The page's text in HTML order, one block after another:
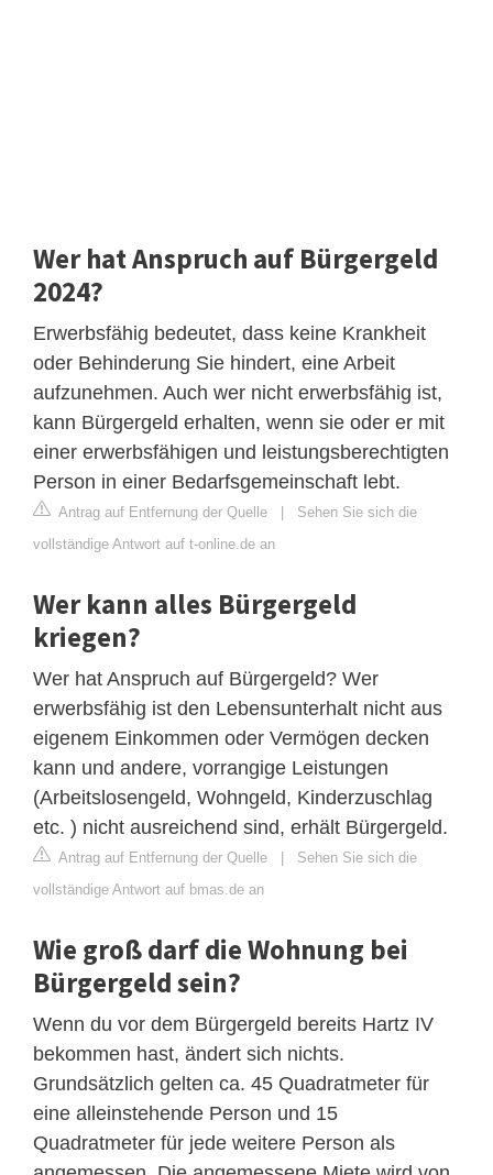
Wer hat Anspruch auf Bürgergeld
2024?
Erwerbsfähig bedeutet, dass keine Krankheit
oder Behinderung Sie hindert, eine Arbeit
aufzunehmen. Auch wer nicht erwerbsfähig ist,
kann Bürgergeld erhalten, wenn sie oder er mit
einer erwerbsfähigen und leistungsberechtigten
Person in einer Bedarfsgemeinschaft lebt.
Antrag auf Entfernung der Quelle | Sehen Sie sich die
vollständige Antwort auf t-online.de an
Wer kann alles Bürgergeld
kriegen?
Wer hat Anspruch auf Bürgergeld? Wer
erwerbsfähig ist den Lebensunterhalt nicht aus
eigenem Einkommen oder Vermögen decken
kann und andere, vorrangige Leistungen
(Arbeitslosengeld, Wohngeld, Kinderzuschlag
etc. ) nicht ausreichend sind, erhält Bürgergeld.
Antrag auf Entfernung der Quelle | Sehen Sie sich die
vollständige Antwort auf bmas.de an
Wie groß darf die Wohnung bei
Bürgergeld sein?
Wenn du vor dem Bürgergeld bereits Hartz IV
bekommen hast, ändert sich nichts.
Grundsätzlich gelten ca. 45 Quadratmeter für
eine alleinstehende Person und 15
Quadratmeter für jede weitere Person als